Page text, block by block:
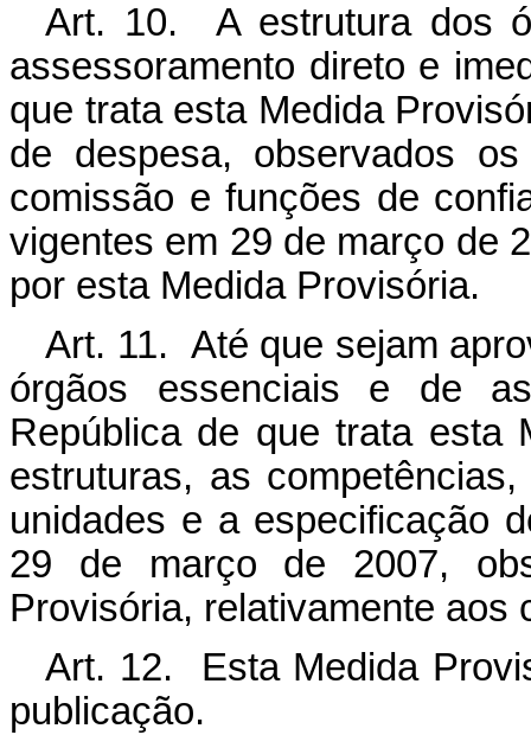
Art. 10. A estrutura dos
assessoramento direto e
que trata esta Medida
de despesa, observados
comissão e funções de
vigentes em 29 de março de
por esta Medida Provisória.
Art. 11. Até que sejam
órgãos essenciais e de
República de que trata esta
estruturas, as
unidades e a especificação
29 de março de 2007,
Provisória, relativamente aos
Art. 12. Esta Medida
publicação.